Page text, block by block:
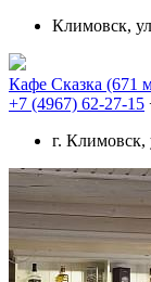
Климовск,
Кафе Сказка (671
+7 (4967) 62-27-15
г. Климовск,